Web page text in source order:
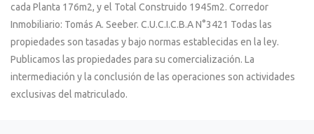
cada Planta 176m2, y el Total Construido 1945m2. Corredor
Inmobiliario: Tomás A. Seeber. C.U.C.I.C.B.A N°3421 Todas las
propiedades son tasadas y bajo normas establecidas en la ley.
Publicamos las propiedades para su comercialización. La
intermediación y la conclusión de las operaciones son actividades
exclusivas del matriculado.